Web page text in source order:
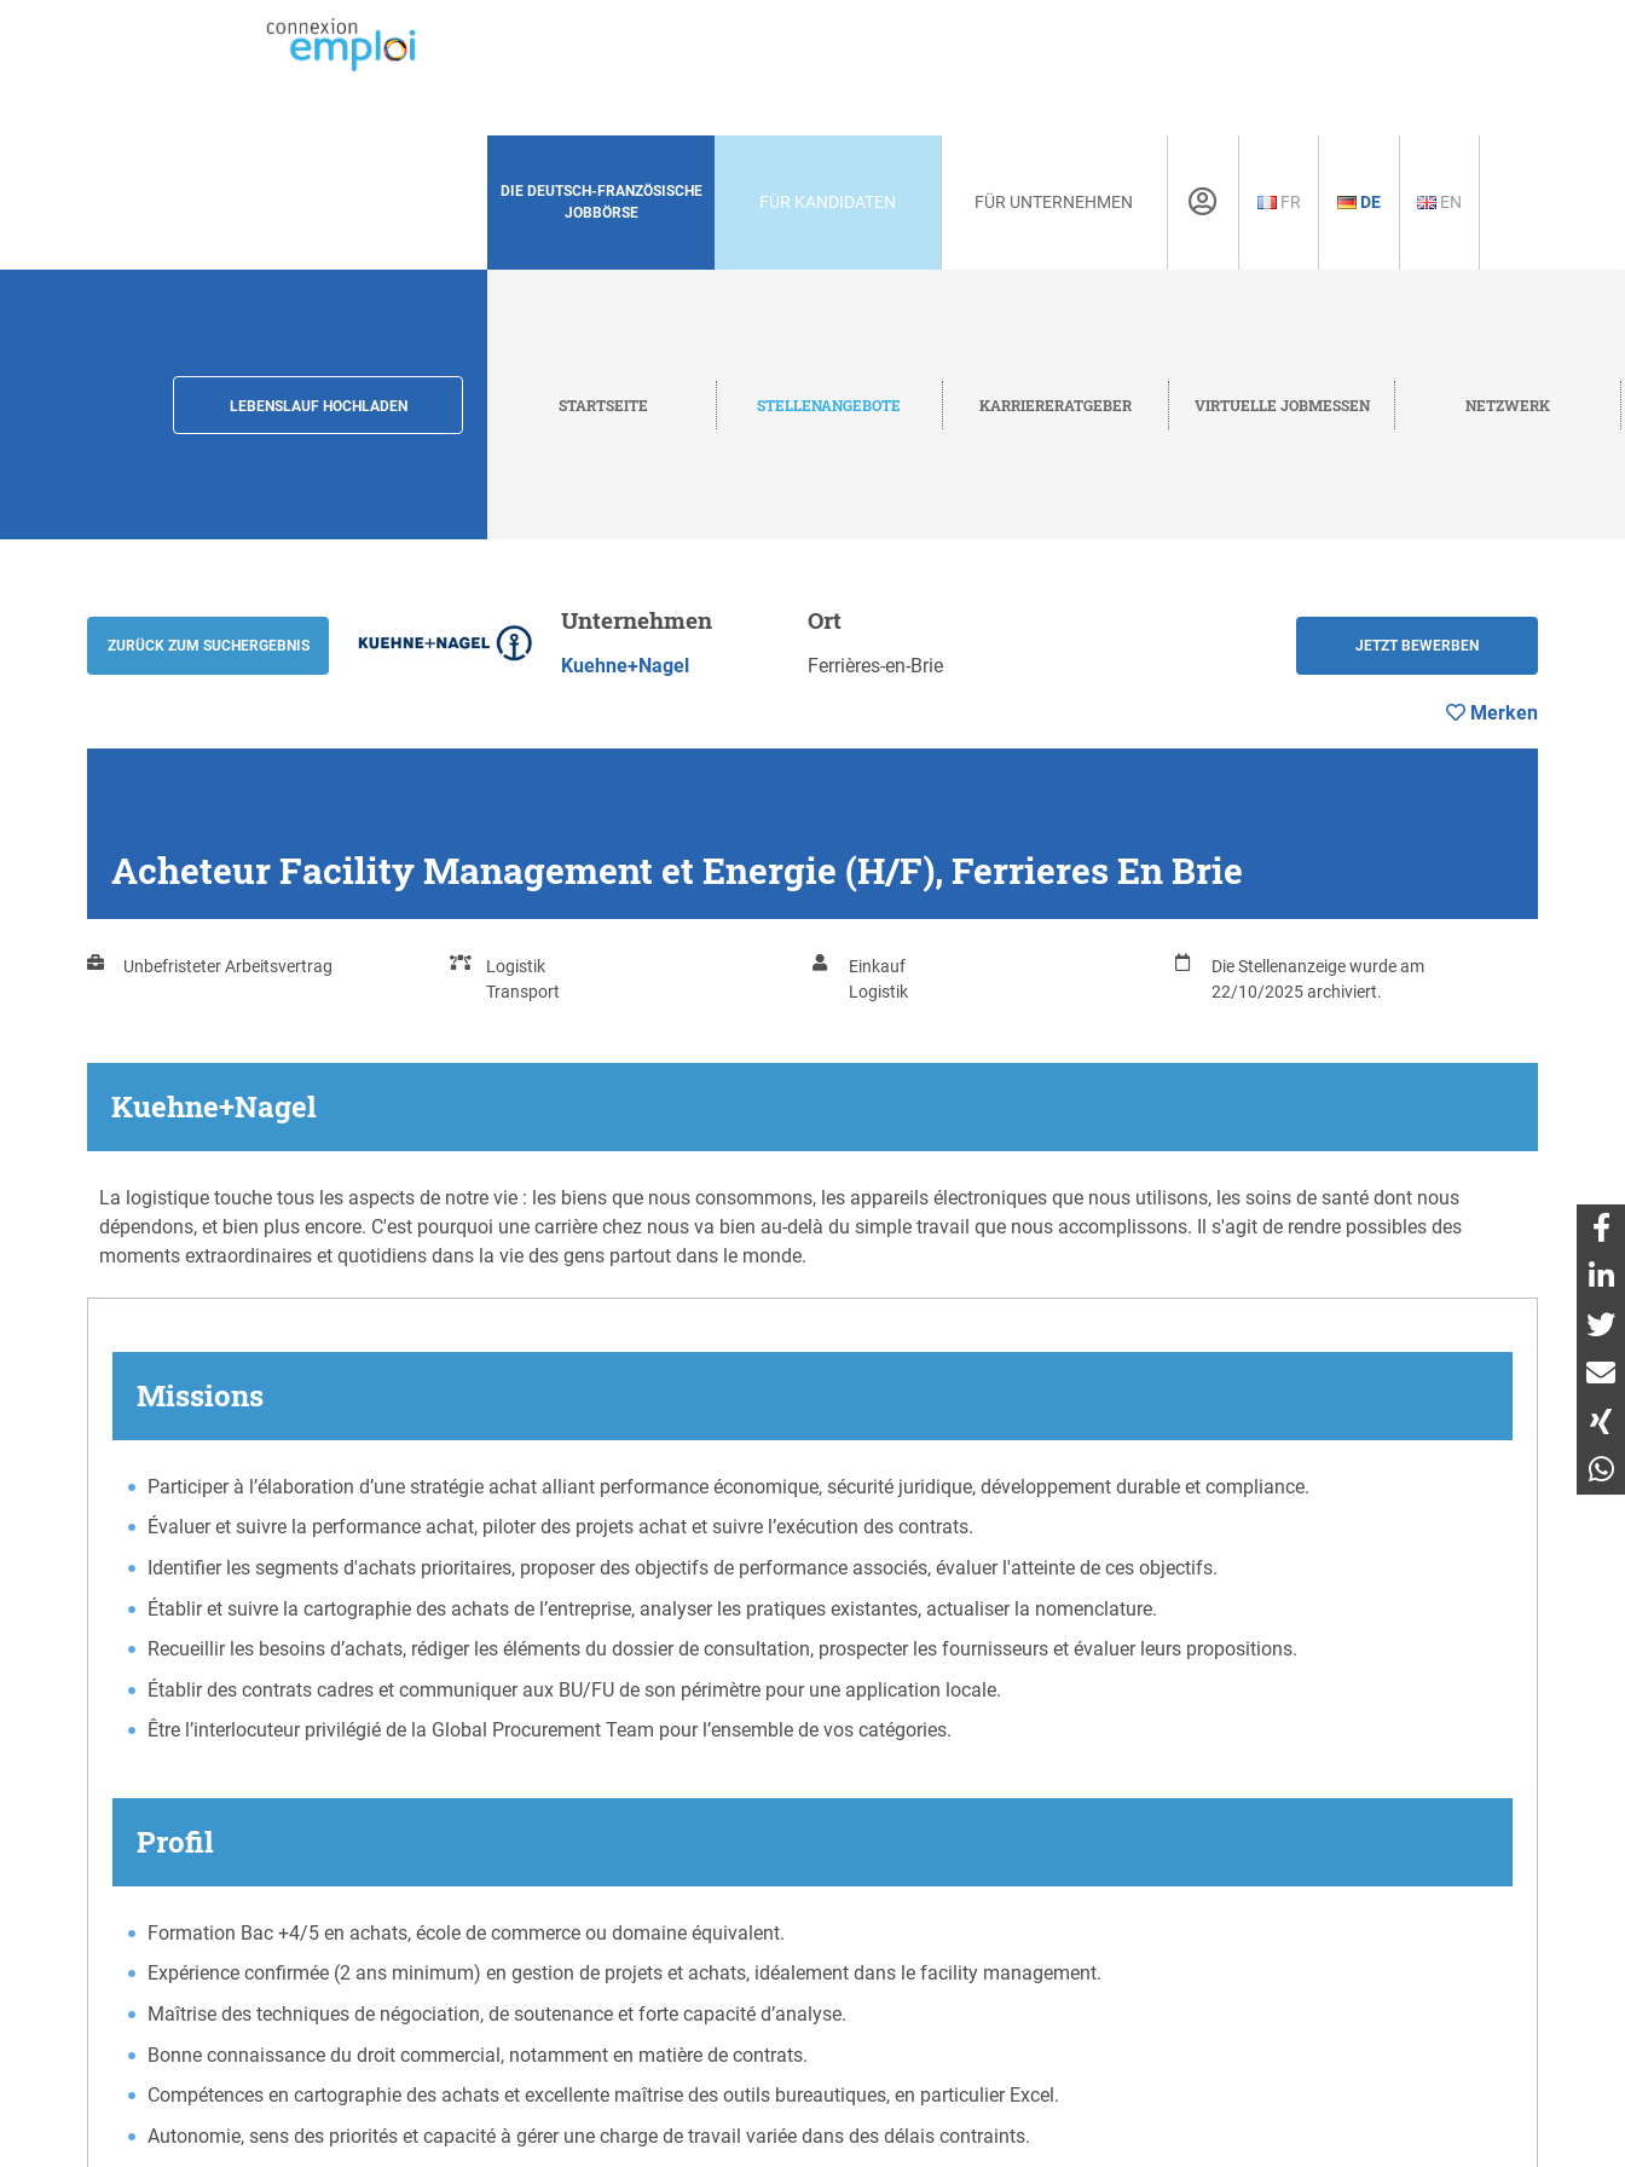
DIE DEUTSCH-FRANZÖSISCHE
JOBBÖRSE
FÜR KANDIDATEN FÜR UNTERNEHMEN FR DE EN
LEBENSLAUF HOCHLADEN STARTSEITE STELLENANGEBOTE KARRIERERATGEBER VIRTUELLE JOBMESSEN NETZWERK
Kuehne+Nagel
JETZT BEWERBEN
ZURÜCK ZUM SUCHERGEBNIS
Unternehmen
Kuehne+Nagel
Ort
Ferrières-en-Brie
JETZT BEWERBEN
Merken
Acheteur Facility Management et Energie (H/F), Ferrieres En Brie
Unbefristeter Arbeitsvertrag
Logistik
Transport
Einkauf
Logistik
Die Stellenanzeige wurde am
22/10/2025 archiviert.
Kuehne+Nagel
La logistique touche tous les aspects de notre vie : les biens que nous consommons, les appareils électroniques que nous utilisons, les soins de santé dont nous
dépendons, et bien plus encore. C'est pourquoi une carrière chez nous va bien au-delà du simple travail que nous accomplissons. Il s'agit de rendre possibles des
moments extraordinaires et quotidiens dans la vie des gens partout dans le monde.
Missions
Participer à l’élaboration d’une stratégie achat alliant performance économique, sécurité juridique, développement durable et compliance.
Évaluer et suivre la performance achat, piloter des projets achat et suivre l’exécution des contrats.
Identifier les segments d'achats prioritaires, proposer des objectifs de performance associés, évaluer l'atteinte de ces objectifs.
Établir et suivre la cartographie des achats de l’entreprise, analyser les pratiques existantes, actualiser la nomenclature.
Recueillir les besoins d’achats, rédiger les éléments du dossier de consultation, prospecter les fournisseurs et évaluer leurs propositions.
Établir des contrats cadres et communiquer aux BU/FU de son périmètre pour une application locale.
Être l’interlocuteur privilégié de la Global Procurement Team pour l’ensemble de vos catégories.
Profil
Formation Bac +4/5 en achats, école de commerce ou domaine équivalent.
Expérience confirmée (2 ans minimum) en gestion de projets et achats, idéalement dans le facility management.
Maîtrise des techniques de négociation, de soutenance et forte capacité d’analyse.
Bonne connaissance du droit commercial, notamment en matière de contrats.
Compétences en cartographie des achats et excellente maîtrise des outils bureautiques, en particulier Excel.
Autonomie, sens des priorités et capacité à gérer une charge de travail variée dans des délais contraints.